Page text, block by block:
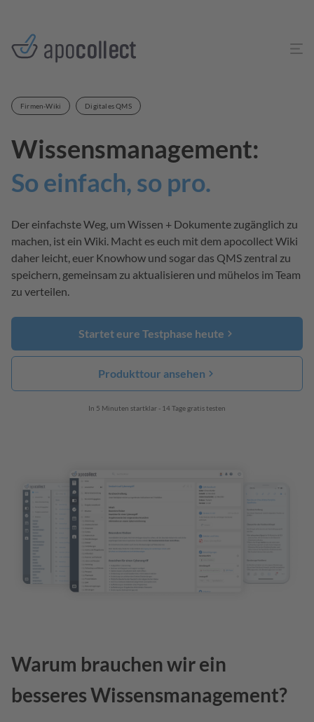
Firmen-Wiki Digitales QMS
Wissensmanagement:
So einfach, so pro.
Der einfachste Weg, um Wissen + Dokumente zugänglich zu
machen, ist ein Wiki. Macht es euch mit dem apocollect Wiki
daher leicht, euer Knowhow und sogar das QMS zentral zu
speichern, gemeinsam zu aktualisieren und mühelos im Team
zu verteilen.
Startet eure Testphase heute
Produkttour ansehen
In 5 Minuten startklar - 14 Tage gratis testen
Warum brauchen wir ein
besseres Wissensmanagement?